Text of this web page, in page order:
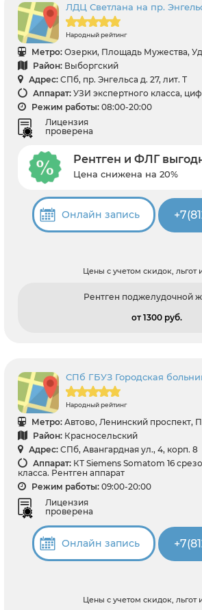
ЛДЦ Светлана на пр.
Народный рейтинг
Метро: Озерки, Площадь Мужества,
Район: Выборгский
Адрес: СПб, пр. Энгельса д. 27, лит. Т
Аппарат: УЗИ экспертного класса,
Режим работы: 08:00-20:00
Лицензия
проверена
Рентген и ФЛГ
Цена снижена на 20%
Онлайн запись
Цены с учетом скидок, льгот
Рентген поджелудочной
от 1300 pуб.
СПб ГБУЗ Городская
Народный рейтинг
Метро: Автово, Ленинский проспект,
Район: Красносельский
Адрес: СПб, Авангардная ул., 4, корп. 8
Аппарат: КТ Siemens Somatom 16
класса. Рентген аппарат
Режим работы: 09:00-20:00
Лицензия
проверена
Онлайн запись
Цены с учетом скидок, льгот